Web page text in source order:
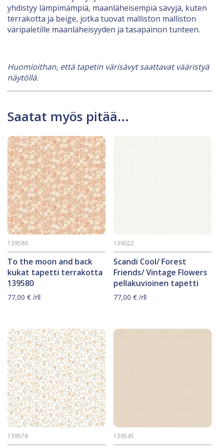
yhdistyy lämpimämpiä, maanläheisempiä sävyjä, kuten
terrakotta ja beige, jotka tuovat malliston malliston
väripaletille maanläheisyyden ja tasapainon tunteen.
Huomioithan, että tapetin värisävyt saattavat vääristyä
näytöllä.
Saatat myös pitää...
To the moon and back
kukat tapetti terrakotta
139580
139580
77,00 € /rll
Scandi Cool/ Forest
Friends/ Vintage Flowers
pellakuvioinen tapetti
139022
77,00€ /rll
139578 139545